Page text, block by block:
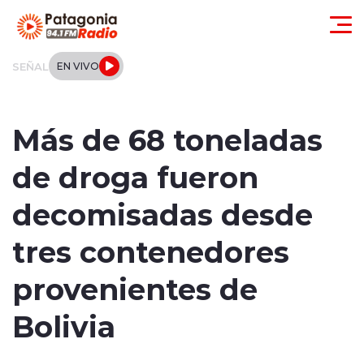
SEÑAL EN VIVO
Internacional
Deportes
Más de 68 toneladas
de droga fueron
decomisadas desde
tres contenedores
provenientes de
Bolivia